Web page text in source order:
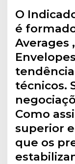
O
é
Averages
técnicos.
Como
superior
que os